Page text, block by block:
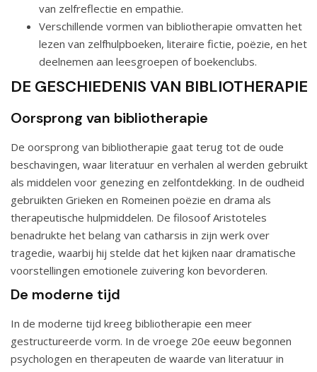
van zelfreflectie en empathie.
Verschillende vormen van bibliotherapie omvatten het
lezen van zelfhulpboeken, literaire fictie, poëzie, en het
deelnemen aan leesgroepen of boekenclubs.
DE GESCHIEDENIS VAN BIBLIOTHERAPIE
Oorsprong van bibliotherapie
De oorsprong van bibliotherapie gaat terug tot de oude
beschavingen, waar literatuur en verhalen al werden gebruikt
als middelen voor genezing en zelfontdekking. In de oudheid
gebruikten Grieken en Romeinen poëzie en drama als
therapeutische hulpmiddelen. De filosoof Aristoteles
benadrukte het belang van catharsis in zijn werk over
tragedie, waarbij hij stelde dat het kijken naar dramatische
voorstellingen emotionele zuivering kon bevorderen.
De moderne tijd
In de moderne tijd kreeg bibliotherapie een meer
gestructureerde vorm. In de vroege 20e eeuw begonnen
psychologen en therapeuten de waarde van literatuur in